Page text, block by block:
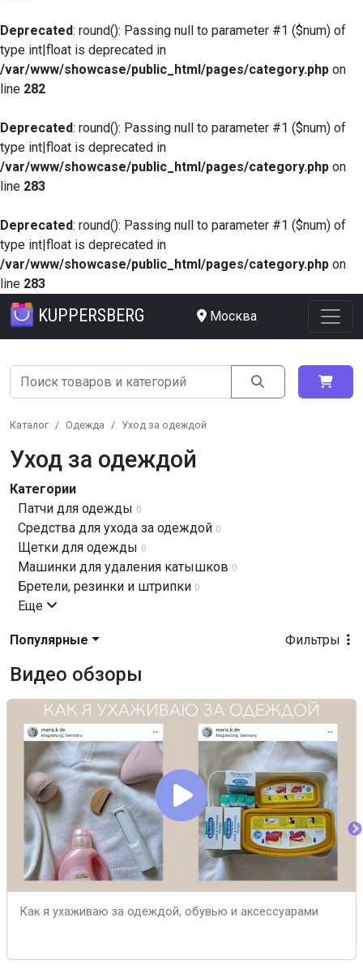
Deprecated: round(): Passing null to parameter #1 ($num) of
type int|float is deprecated in
/var/www/showcase/public_html/pages/category.php on
line 282
Deprecated: round(): Passing null to parameter #1 ($num) of
type int|float is deprecated in
/var/www/showcase/public_html/pages/category.php on
line 283
Deprecated: round(): Passing null to parameter #1 ($num) of
type int|float is deprecated in
/var/www/showcase/public_html/pages/category.php on
line 283
KUPPERSBERG Москва
Каталог Одежда Уход за одеждой
Уход за одеждой
Категории
Патчи для одежды 0
Средства для ухода за одеждой 0
Щетки для одежды 0
Машинки для удаления катышков 0
Бретели, резинки и штрипки 0
Еще
Фильтры
Популярные
Видео обзоры
Как я ухаживаю за одеждой, обувью и аксессуарами